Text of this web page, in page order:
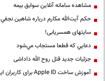
مشاهده سامانه آنلاين سوابق بیمه
حكم آيت‌الله مكارم درباره شاهين نجفي
سایتهای همسریابی!
دعايي كه قطعا مستجاب مي‌شود
جزئیات جدید قتل روح الله داداشی
آموزش ساخت Apple ID برای کاربران ایرانی